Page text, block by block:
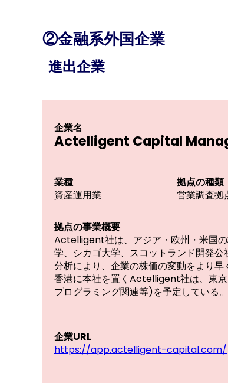
②金融系外国企業
進出企業
企業名
Actelligent Capital
業種
資産運用業
拠
営業
拠点の事業概要
Actelligent社は、アジア・欧州・米国
学、シカゴ大学、スコットランド開発
分析により、企業の株価の変動をより早
香港に本社を置くActelligent社は、東
プログラミング関連等)を予定している。
企業URL
https://app.actelligent-capital.com/